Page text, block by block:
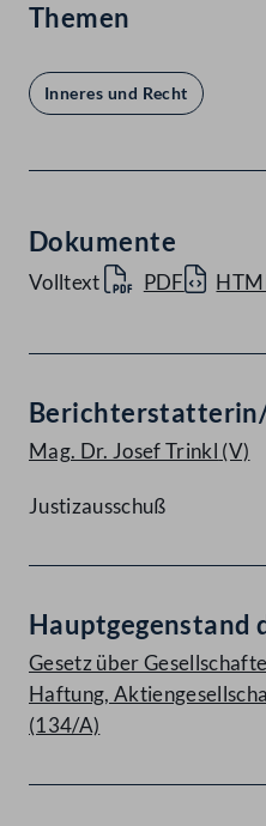
Themen
Inneres und Recht
Dokumente
Volltext PDF
Mag. Dr. Josef Trinkl (V)
Justizausschuß
Hauptgegenstand
Gesetz über
Haftung,
(134/A)